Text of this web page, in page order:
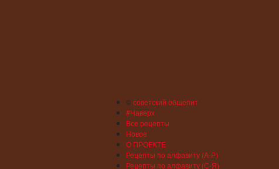
©советский общепит
#Наверх
Все рецепты
Новое
О ПРОЕКТЕ
Рецепты по алфавиту (А-Р)
Рецепты по алфавиту (С-Я)